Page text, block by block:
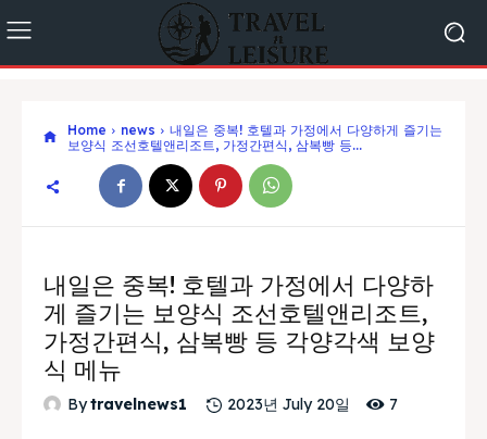
Home news
내일은 중복! 호텔과 가정에서 다양하게 즐기는
보양식 조선호텔앤리조트, 가정간편식, 삼복빵 등...
내일은 중복! 호텔과 가정에서 다양하
게 즐기는 보양식 조선호텔앤리조트,
가정간편식, 삼복빵 등 각양각색 보양
식 메뉴
Bytravelnews1 2023년 July 20일 7